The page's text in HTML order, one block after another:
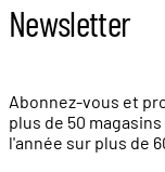
Newsletter
Abonnez-vous et
plus de 50 magasins
l'année sur plus de